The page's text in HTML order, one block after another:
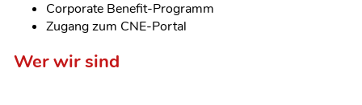
Corporate Benefit-Programm
Zugang zum CNE-Portal
Wer wir sind